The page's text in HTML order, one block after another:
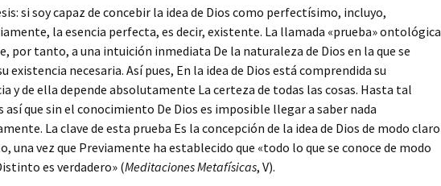
si soy capaz de concebir la idea de Dios como perfectísimo, incluyo,
la esencia perfecta, es decir, existente. La llamada «prueba» ontológica
por tanto, a una intuición inmediata De la naturaleza de Dios en la que se
existencia necesaria. Así pues, En la idea de Dios está comprendida su
y de ella depende absolutamente La certeza de todas las cosas. Hasta tal
así que sin el conocimiento De Dios es imposible llegar a saber nada
La clave de esta prueba Es la concepción de la idea de Dios de modo claro
una vez que Previamente ha establecido que «todo lo que se conoce de modo
es verdadero» (Meditaciones Metafísicas, V).